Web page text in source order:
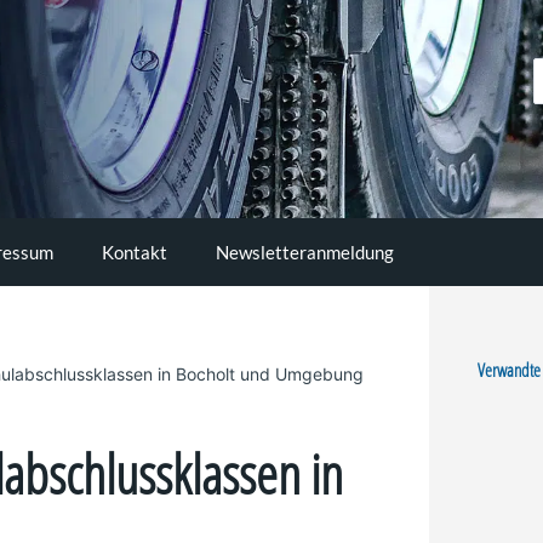
Kontakt Newsletteranmeldung
in Bocholt und Umgebung
in